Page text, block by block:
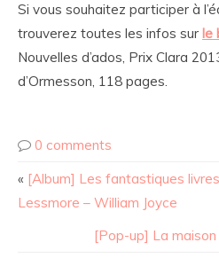
Si vous souhaitez participer à
trouverez toutes les infos sur le
Nouvelles d’ados, Prix Clara
d’Ormesson, 118 pages.
0 comments
« [Album] Les fantastiques
Lessmore – William Joyce
[Pop-up] La